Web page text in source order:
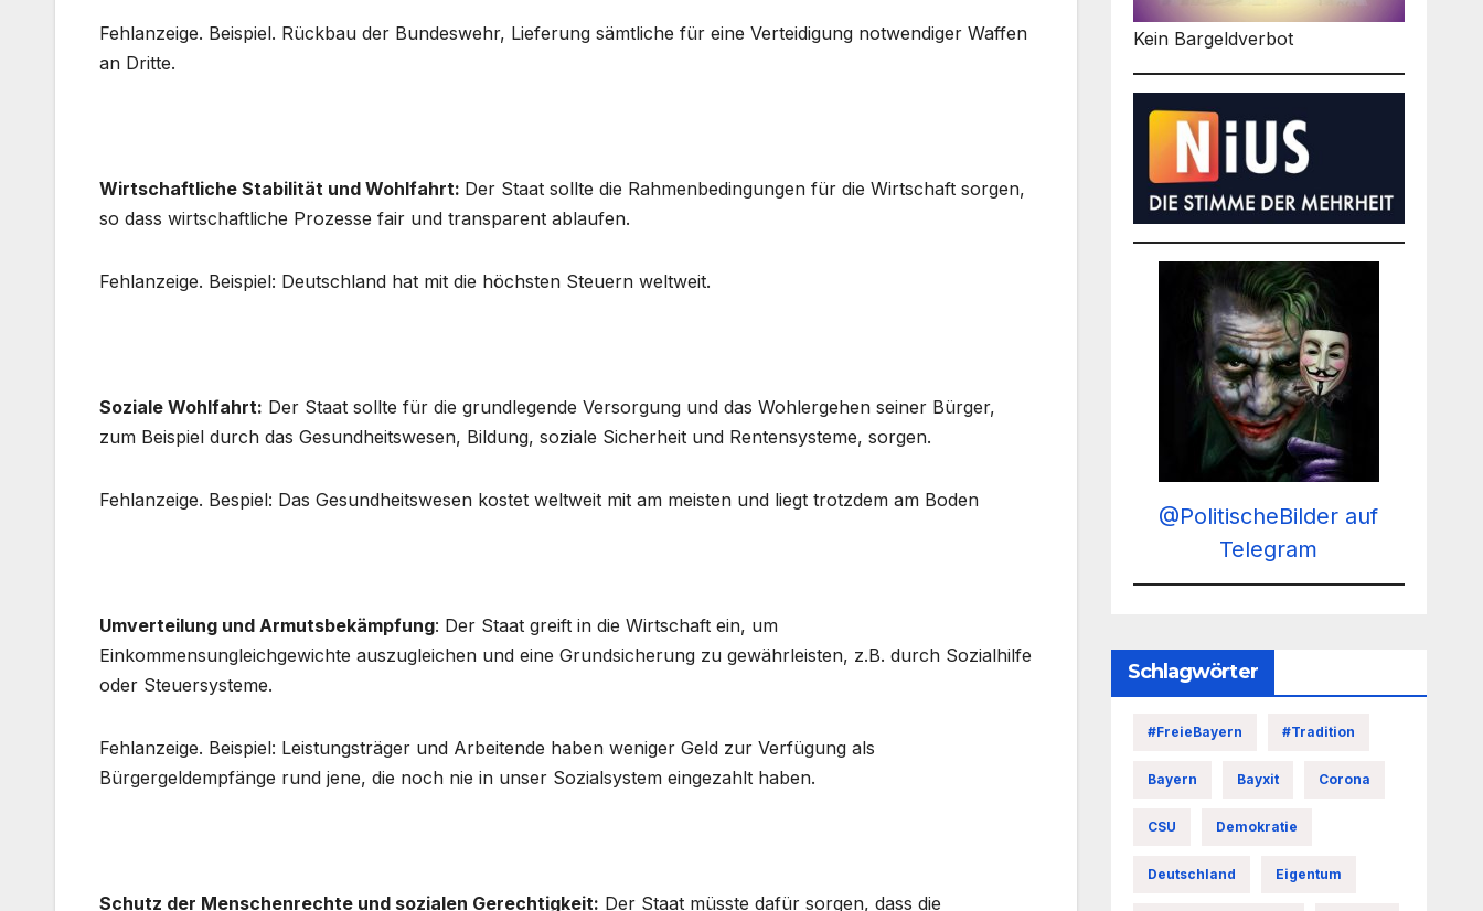
Fehlanzeige. Beispiel. Rückbau der Bundeswehr, Lieferung sämtliche für eine Verteidigung notwendiger Waffen
an Dritte.
Wirtschaftliche Stabilität und Wohlfahrt: Der Staat sollte die Rahmenbedingungen für die Wirtschaft sorgen,
so dass wirtschaftliche Prozesse fair und transparent ablaufen.
Fehlanzeige. Beispiel: Deutschland hat mit die höchsten Steuern weltweit.
Soziale Wohlfahrt: Der Staat sollte für die grundlegende Versorgung und das Wohlergehen seiner Bürger,
zum Beispiel durch das Gesundheitswesen, Bildung, soziale Sicherheit und Rentensysteme, sorgen.
Fehlanzeige. Bespiel: Das Gesundheitswesen kostet weltweit mit am meisten und liegt trotzdem am Boden
Umverteilung und Armutsbekämpfung: Der Staat greift in die Wirtschaft ein, um
Einkommensungleichgewichte auszugleichen und eine Grundsicherung zu gewährleisten, z.B. durch Sozialhilfe
oder Steuersysteme.
Fehlanzeige. Beispiel: Leistungsträger und Arbeitende haben weniger Geld zur Verfügung als
Bürgergeldempfänge rund jene, die noch nie in unser Sozialsystem eingezahlt haben.
Schutz der Menschenrechte und sozialen Gerechtigkeit: Der Staat müsste dafür sorgen, dass die
Kein Bargeldverbot
@PolitischeBilder auf
Telegram
Schlagwörter
#FreieBayern #Tradition
Bayern Bayxit Corona
CSU Demokratie
Deutschland Eigentum